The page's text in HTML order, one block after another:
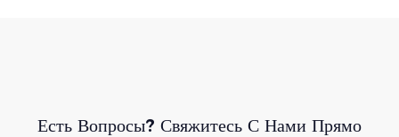
Есть Вопросы? Свяжитесь С Нами Прямо